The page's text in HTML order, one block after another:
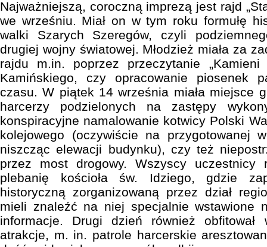
Najważniejszą, coroczną imprezą jest rajd
we wrześniu. Miał on w tym roku formułę
walki Szarych Szeregów, czyli
drugiej wojny światowej. Młodzież miała za
rajdu m.in. poprzez przeczytanie „Kamieni
Kamińskiego, czy opracowanie piosenek
czasu. W piątek 14 września miała miejsce
harcerzy podzielonych na zastępy
konspiracyjne namalowanie kotwicy Polski
kolejowego (oczywiście na przygotowanej
niszcząc elewacji budynku), czy też
przez most drogowy. Wszyscy uczestnicy
plebanię kościoła św. Idziego, gdzie
historyczną zorganizowaną przez dział
mieli znaleźć na niej specjalnie wstawione
informacje. Drugi dzień również
atrakcje, m. in. patrole harcerskie